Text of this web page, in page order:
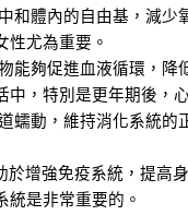
和體內的自由基，減少
性尤為重要。
能夠促進血液循環，降
，特別是更年期後，
蠕動，維持消化系統的
增強免疫系統，提高
統是非常重要的。